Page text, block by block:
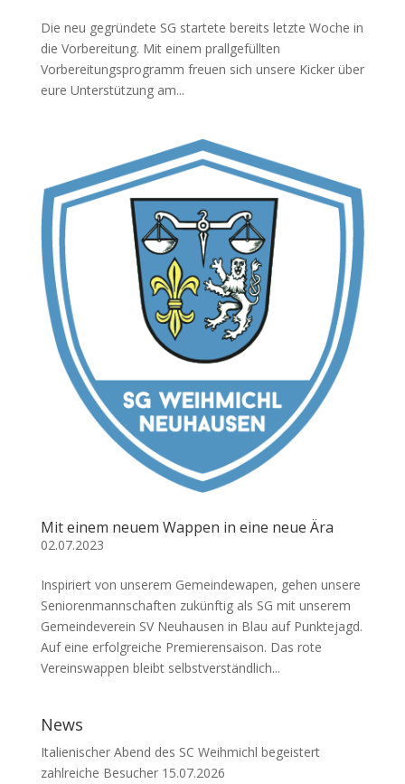
Die neu gegründete SG startete bereits letzte Woche in
die Vorbereitung. Mit einem prallgefüllten
Vorbereitungsprogramm freuen sich unsere Kicker über
eure Unterstützung am...
Mit einem neuem Wappen in eine neue Ära
02.07.2023
Inspiriert von unserem Gemeindewapen, gehen unsere
Seniorenmannschaften zukünftig als SG mit unserem
Gemeindeverein SV Neuhausen in Blau auf Punktejagd.
Auf eine erfolgreiche Premierensaison. Das rote
Vereinswappen bleibt selbstverständlich...
News
Italienischer Abend des SC Weihmichl begeistert
zahlreiche Besucher 15.07.2026